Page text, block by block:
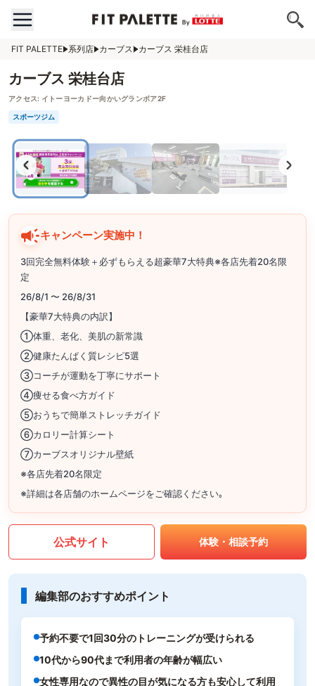
FIT PALETTE 系列店 カーブス カーブス 栄桂台店
カーブス 栄桂台店
アクセス: イトーヨーカドー向かいグランボア2F
スポーツジム
キャンペーン実施中！
3回完全無料体験＋必ずもらえる超豪華7大特典※各店先着20名限
定
26/8/1 〜 26/8/31
【豪華7大特典の内訳】
①体重、老化、美肌の新常識
②健康たんぱく質レシピ5選
③コーチが運動を丁寧にサポート
④痩せる食べ方ガイド
⑤おうちで簡単ストレッチガイド
⑥カロリー計算シート
⑦カーブスオリジナル壁紙
※各店先着20名限定
※詳細は各店舗のホームページをご確認ください｡
公式サイト 体験・相談予約
編集部のおすすめポイント
予約不要で1回30分のトレーニングが受けられる
10代から90代まで利用者の年齢が幅広い
女性専用なので異性の目が気になる方も安心して利用